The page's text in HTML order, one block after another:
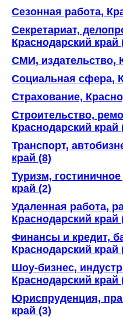
Сезонная работа,
Секретариат,
Краснодарский край
СМИ, издательство,
Социальная сфера,
Страхование,
Строительство,
Краснодарский край
Транспорт,
край (8)
Туризм,
край (2)
Удаленная работа,
Краснодарский край
Финансы и кредит,
Краснодарский край
Шоу-бизнес,
Краснодарский край
Юриспруденция,
край (3)